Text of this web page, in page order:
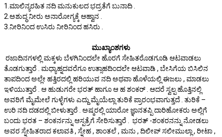
1.ಮಾಲಿನ್ಯರಹಿತ ನದಿ ಮನುಕುಲದ ಭದ್ರತೆಗೆ ಬುನಾದಿ .
2.ಅಶುದ್ಧ ನೀರು ಅನಾರೋಗ್ಯಕ್ಕೆ ಆಹ್ವಾನ .
3.ನೀರಿನಿಂದ ಉಸಿರು ನೀರಿನಿಂದ ಹಸಿರು .
ಮುಖ್ಯಾಂಶಗಳು
ರಜಾದಿನಗಳಲ್ಲಿ ಮಕ್ಕಳು ಬೆಳಗಿನಿಂದಲೇ ಹೊರಗೆ ಸೇಹಿತರೊಡಗೂಡಿ ಆಟವಾಡಲು
ತೊಡಗುತ್ತಾರೆ . ಮಧ್ಯಾಹ್ನದವರೆಗೂ ಉತ್ಸಾಹದಿಂದಲೇ ಆಟವಾಡಿ , ಬೇಸಿಗೆಯ ಬಿಸಿಲಿನ
ತಾಪದಿಂದ ಅಲ್ಲೇ ಹತ್ತಿರದಲ್ಲಿ ಹರಿಯುವ ನದಿ ಅಥವಾ ಹೊಳೆಯಲ್ಲಿ ಈಜಲು , ಮಾಡಲು
ಇಳಿಯುತ್ತಾರೆ . ಆ ಹುಡುಗರೇ ಭರತ್ ಹಾಗೂ ಆ ಹ ಶಂಕರ್ . ಆದರೆ ಸ್ವಲ್ಪ ಹೊತ್ತಿನಲ್ಲಿ
ಅವರಿಗೆ ಮೈಮೇಲೆ ಗುಳ್ಳೆಗಳು ಎದ್ದು ಮೈಯೆಲ್ಲಾ ತುರಿಕೆ ಪ್ರಾರಂಭವಾಗುತ್ತದೆ . ತುರಿಕೆ –
ಉರಿ ನದಿ ದಡದಲ್ಲಿ ಬೀಳುತ್ತಾರೆ . ಅಷ್ಮರಲ್ಲಿ ಯಾರೋ ಜ್ಞಾನತಪ್ಪಿ ದಾರಿಹೋಕರು ಅಲ್ಲಿಗೆ
ಬಂದು ಭರತ – ಶಂಕರ್ನನ್ನು ಆಸ್ಪತ್ರೆಗೆ ಸೇರಿಸುತ್ತಾರೆ . ಭರತ್ -ಶಂಕರನನ್ನು ನೋಡಲು
ಅವರ ಸ್ನೇಹಿತರಾದ ಕಲಾವತಿ , ಸ್ನೇಹ , ಶಾಂತಲೆ , ಮನು , ದಿಲೀಪ್ ಸಲೀಮುಲ್ಲಾ , ರೀಟಾ ,